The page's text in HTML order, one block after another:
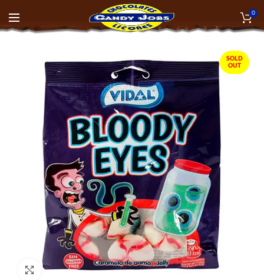
0
SOLD
OUT
Click to enlarge